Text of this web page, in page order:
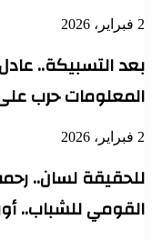
2 فبراير، 2026
بعد التسبيكة..
المعلومات حرب على
2 فبراير، 2026
للحقيقة لسان..
القومي للشباب..